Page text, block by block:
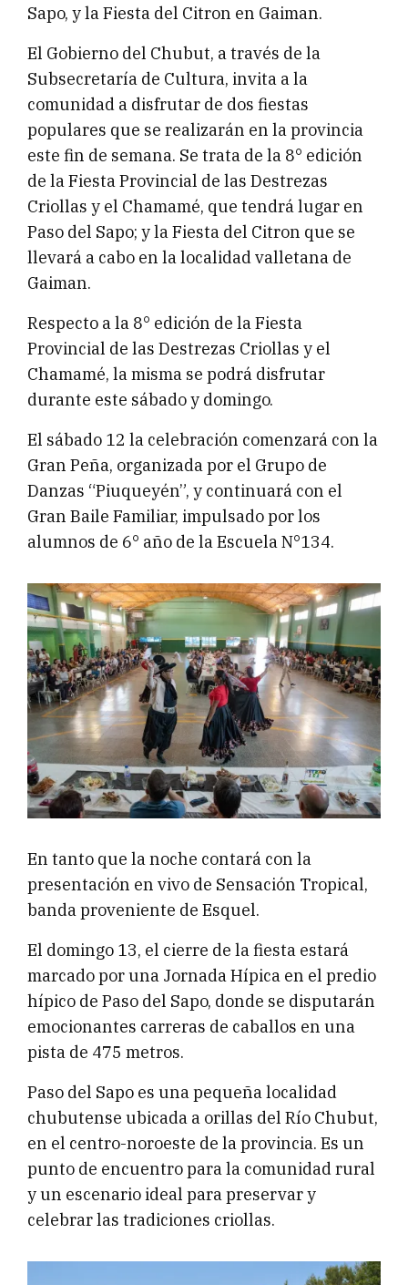
Sapo, y la Fiesta del Citron en Gaiman.
El Gobierno del Chubut, a través de la
Subsecretaría de Cultura, invita a la
comunidad a disfrutar de dos fiestas
populares que se realizarán en la provincia
este fin de semana. Se trata de la 8° edición
de la Fiesta Provincial de las Destrezas
Criollas y el Chamamé, que tendrá lugar en
Paso del Sapo; y la Fiesta del Citron que se
llevará a cabo en la localidad valletana de
Gaiman.
Respecto a la 8° edición de la Fiesta
Provincial de las Destrezas Criollas y el
Chamamé, la misma se podrá disfrutar
durante este sábado y domingo.
El sábado 12 la celebración comenzará con la
Gran Peña, organizada por el Grupo de
Danzas “Piuqueyén”, y continuará con el
Gran Baile Familiar, impulsado por los
alumnos de 6° año de la Escuela N°134.
En tanto que la noche contará con la
presentación en vivo de Sensación Tropical,
banda proveniente de Esquel.
El domingo 13, el cierre de la fiesta estará
marcado por una Jornada Hípica en el predio
hípico de Paso del Sapo, donde se disputarán
emocionantes carreras de caballos en una
pista de 475 metros.
Paso del Sapo es una pequeña localidad
chubutense ubicada a orillas del Río Chubut,
en el centro-noroeste de la provincia. Es un
punto de encuentro para la comunidad rural
y un escenario ideal para preservar y
celebrar las tradiciones criollas.